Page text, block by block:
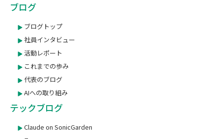
ブログ
ブログトップ
社員インタビュー
活動レポート
これまでの歩み
代表のブログ
AIへの取り組み
テックブログ
Claude on SonicGarden